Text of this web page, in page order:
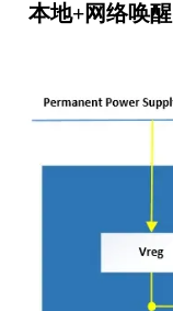
本地+网络唤醒